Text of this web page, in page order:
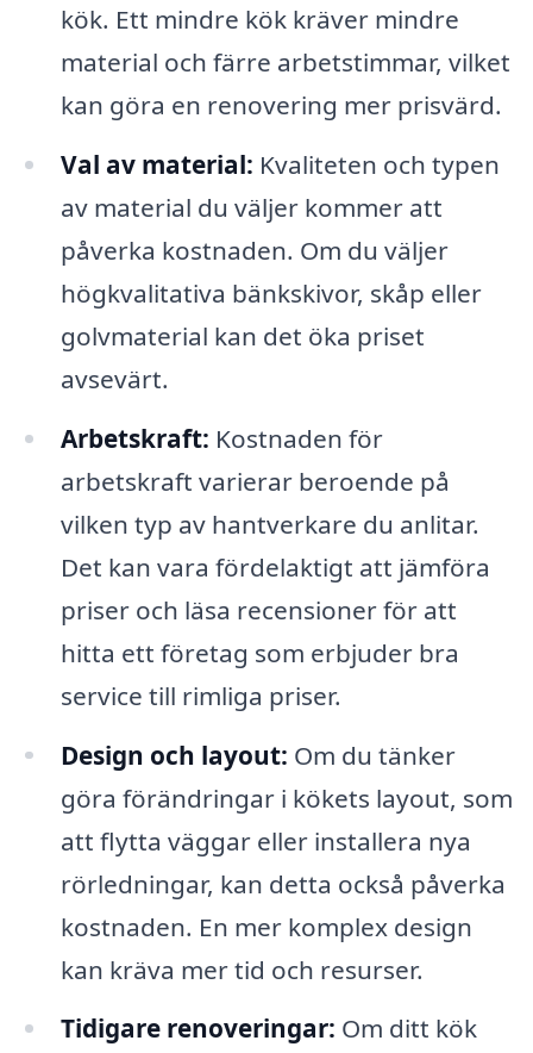
kök. Ett mindre kök kräver mindre
material och färre arbetstimmar, vilket
kan göra en renovering mer prisvärd.
Val av material: Kvaliteten och typen
av material du väljer kommer att
påverka kostnaden. Om du väljer
högkvalitativa bänkskivor, skåp eller
golvmaterial kan det öka priset
avsevärt.
Arbetskraft: Kostnaden för
arbetskraft varierar beroende på
vilken typ av hantverkare du anlitar.
Det kan vara fördelaktigt att jämföra
priser och läsa recensioner för att
hitta ett företag som erbjuder bra
service till rimliga priser.
Design och layout: Om du tänker
göra förändringar i kökets layout, som
att flytta väggar eller installera nya
rörledningar, kan detta också påverka
kostnaden. En mer komplex design
kan kräva mer tid och resurser.
Tidigare renoveringar: Om ditt kök